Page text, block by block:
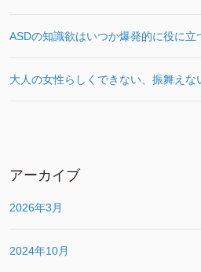
ASDの知識欲はいつか爆発的に役に
大人の女性らしくできない、振舞えな
アーカイブ
2026年3月
2024年10月